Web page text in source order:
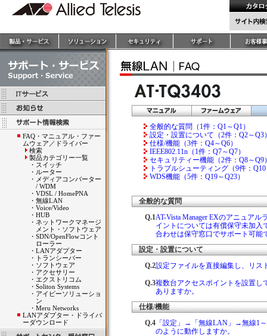
FAQ・マニュアル・ファー
ムウェア／ドライバー
検索
製品カテゴリー一覧
・ スイッチ
・ ルーター
・ メディアコンバーター
/ WDM
・ VDSL / HomePNA
・ 無線LAN
・ Voice/Video
・ HUB
・ ネットワークマネージ
メント・ソフトウェア
・ SDN/OpenFlowコント
ローラー
・ LANアダプター
・
トランシーバー
・ ソフトウェア
・ アクセサリー
・ エクストリコム
・ Soliton Systems
・ アイビーソリューショ
ン
・ Meru Networks
LANアダプター・ドライバ
ーダウンロード
全般的な質問（1件：Q1～Q1）
設定・設置について（2件：Q2～Q3
仕様/機能（3件：Q4～Q6）
IEEE802.11n（1件：Q7～Q7）
セキュリティー機能（2件：Q8～Q9
トラブルシューティング（9件：
WDS機能（5件：Q19～Q23）
全般的な質問
Q.1AT-Vista Manager EXのアニュア
イントについては有償保守未加入
合わせは保守窓口でサポート可能
設定・設置について
Q.2設定ファイルを直接編集し、リス
Q.3複数台アクセスポイントを設置し
ありますか。
仕様/機能
Q.4 「設定」→「無線LAN」→無線1
のように動作しますか。